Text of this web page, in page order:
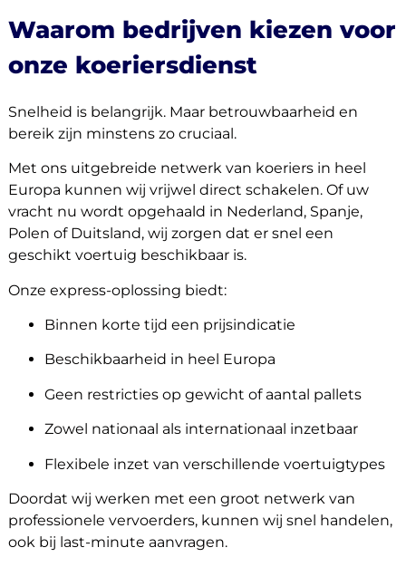
Waarom bedrijven kiezen voor
onze koeriersdienst
Snelheid is belangrijk. Maar betrouwbaarheid en
bereik zijn minstens zo cruciaal.
Met ons uitgebreide netwerk van koeriers in heel
Europa kunnen wij vrijwel direct schakelen. Of uw
vracht nu wordt opgehaald in Nederland, Spanje,
Polen of Duitsland, wij zorgen dat er snel een
geschikt voertuig beschikbaar is.
Onze express-oplossing biedt:
Binnen korte tijd een prijsindicatie
Beschikbaarheid in heel Europa
Geen restricties op gewicht of aantal pallets
Zowel nationaal als internationaal inzetbaar
Flexibele inzet van verschillende voertuigtypes
Doordat wij werken met een groot netwerk van
professionele vervoerders, kunnen wij snel handelen,
ook bij last-minute aanvragen.